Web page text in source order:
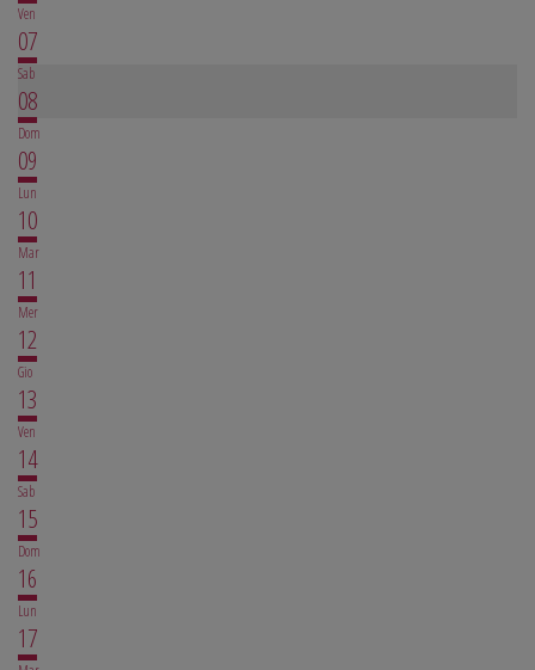
Ven
07
Sab
08
Dom
09
Lun
10
Mar
11
Mer
12
Gio
13
Ven
14
Sab
15
Dom
16
Lun
17